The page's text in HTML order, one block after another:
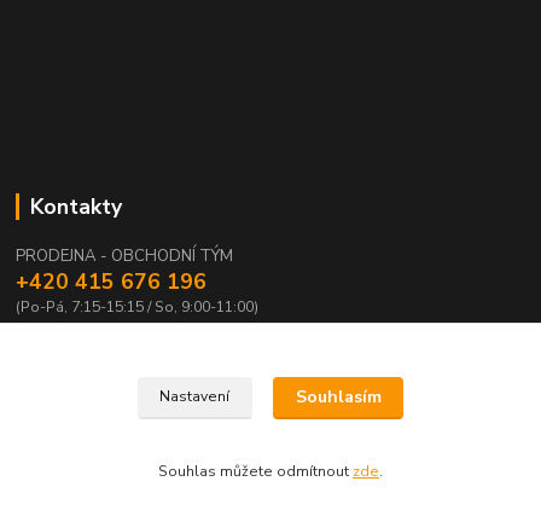
Kontakty
PRODEJNA - OBCHODNÍ TÝM
+420 415 676 196
(Po-Pá, 7:15-15:15 / So, 9:00-11:00)
Nastavení Souhlasím
Souhlas můžete odmítnout zde.